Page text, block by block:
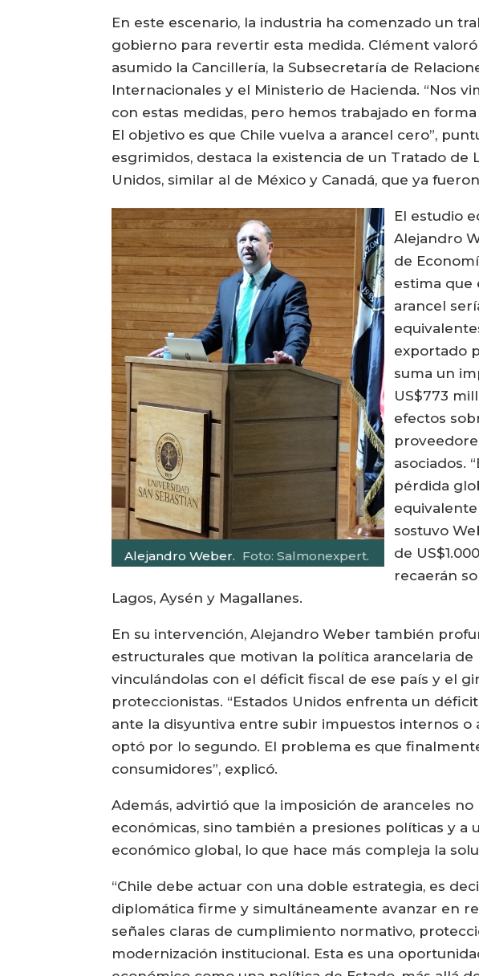
En este escenario, la industria ha comenzado un
gobierno para revertir esta medida. Clément
asumido la Cancillería, la Subsecretaría de
Internacionales y el Ministerio de Hacienda. “Nos
con estas medidas, pero hemos trabajado en
El objetivo es que Chile vuelva a arancel cero”,
esgrimidos, destaca la existencia de un Tratado de
Unidos, similar al de México y Canadá, que ya
Alejandro Weber. Foto: Salmonexpert.
El estudio
Alejandro
de
estima que
arancel
exportado
suma un
US$773
efectos
asociados.
pérdida
equivalente
sostuvo
de
recaerán
Lagos, Aysén y Magallanes.
En su intervención, Alejandro Weber también
estructurales que motivan la política arancelaria de
vinculándolas con el déficit fiscal de ese país y el
proteccionistas. “Estados Unidos enfrenta un
ante la disyuntiva entre subir impuestos internos o
optó por lo segundo. El problema es que
consumidores”, explicó.
Además, advirtió que la imposición de aranceles
económicas, sino también a presiones políticas y
económico global, lo que hace más compleja la
“Chile debe actuar con una doble estrategia, es
diplomática firme y simultáneamente avanzar en
señales claras de cumplimiento normativo,
modernización institucional. Esta es una